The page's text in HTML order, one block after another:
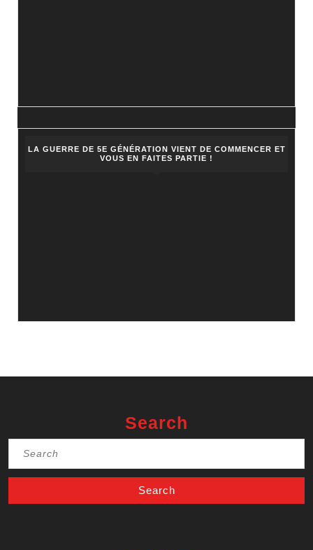
LA GUERRE DE 5E GÉNÉRATION VIENT DE COMMENCER ET
VOUS EN FAITES PARTIE !
Search